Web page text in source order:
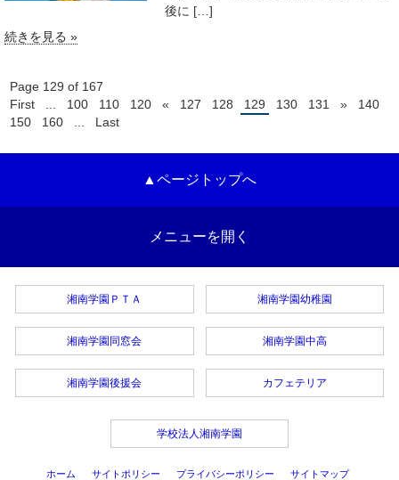
後に […]
続きを見る »
Page 129 of 167
First
100 110 120 « 127 128 129 130 131 »
140
150
160 Last
▲ページトップへ
メニューを開く
湘南学園ＰＴＡ
湘南学園同窓会
湘南学園後援会
湘南学園幼稚園
湘南学園中高
カフェテリア
学校法人湘南学園
ホーム サイトポリシー プライバシーポリシー サイトマップ